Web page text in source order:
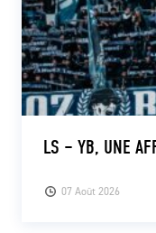
07 Août 2026
LS – YB, UNE